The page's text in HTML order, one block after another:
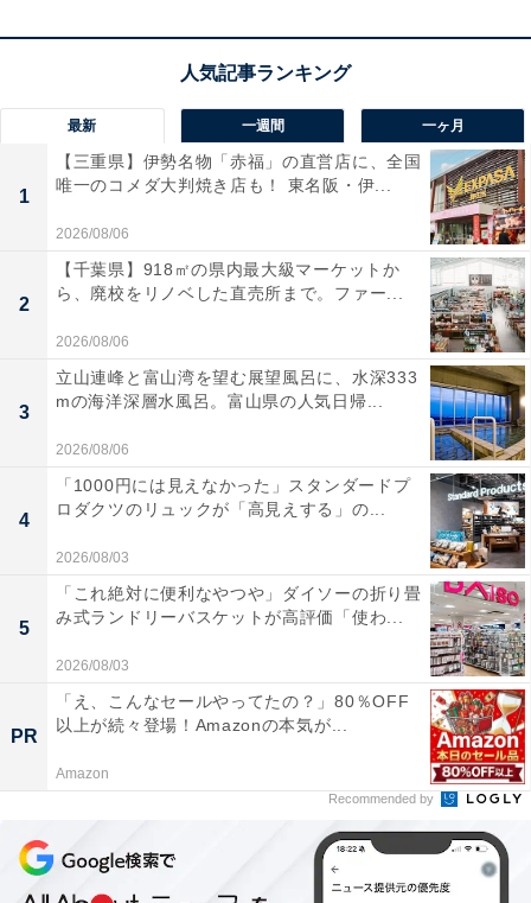
ユーザーからは「音が良くデザインも最高」と絶賛され
ています。一方で、「ワイヤレス充電に非対応なのが惜
しい」という声も。OSを問わずスタイリッシュに上質な
音楽を楽しみたい人は、購入を検討してみてもよいかも
しれません。
あわせて読みたい
「Bluetoothスピーカー」が特別価格で登場
中【6月2日】
【今日チェックしたい】Beatsの人気商品5選
最新 一週間 一ヶ月
1
【三重県】伊勢名物「赤福」の直営店に、全国
唯一のコメダ大判焼き店も！ 東名阪・伊...
2026/08/06
2
【千葉県】918㎡の県内最大級マーケットか
ら、廃校をリノベした直売所まで。ファー...
2026/08/06
3
立山連峰と富山湾を望む展望風呂に、水深333
mの海洋深層水風呂。富山県の人気日帰...
2026/08/06
4
「1000円には見えなかった」スタンダードプ
ロダクツのリュックが「高見えする」の...
2026/08/03
5
「これ絶対に便利なやつや」ダイソーの折り畳
み式ランドリーバスケットが高評価「使わ...
2026/08/03
PR
「え、こんなセールやってたの？」80％OFF
以上が続々登場！Amazonの本気が...
Amazon
Recommended by